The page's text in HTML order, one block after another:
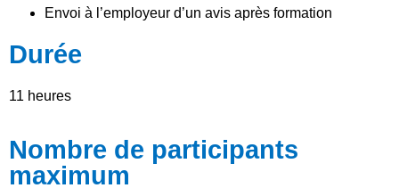
Envoi à l’employeur d’un avis après formation
Durée
11 heures
Nombre de participants
maximum